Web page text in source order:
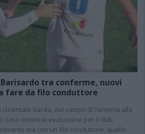
Barisardo tra conferme, nuovi
fare da filo conduttore
Sarda, dal campo di Tertenia alla
Una continua evoluzione per il club
ma con un filo conduttore, quello…